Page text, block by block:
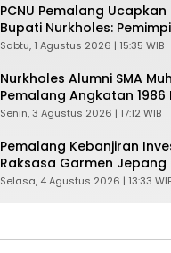
PCNU Pemalang
Bupati Nurkholes:
Pelayan Rakyat!
Sabtu, 1 Agustus 2026 | 15:35 WIB
Nurkholes Alumni SMA
Pemalang Angkatan 1986
Plt Bupati, Inilah Pesan
Senin, 3 Agustus 2026 | 17:12 WIB
Pemalang Kebanjiran
Raksasa Garmen Jepang
Pabrik dan Serap Ribuan
Selasa, 4 Agustus 2026 | 13:33